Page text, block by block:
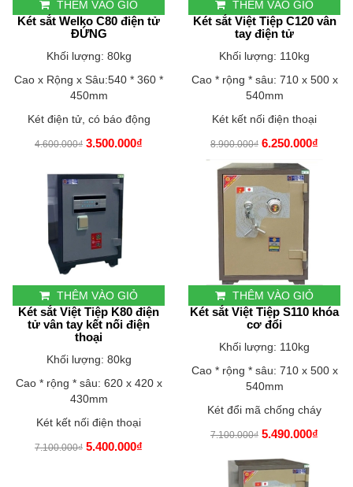
THÊM VÀO GIỎ
Két sắt Welko C80 điện tử
ĐỨNG
Khối lượng: 80kg
Cao x Rộng x Sâu:540 * 360 *
450mm
Két điện tử, có báo động
4.600.000₫ 3.500.000₫
THÊM VÀO GIỎ
Két sắt Việt Tiệp C120 vân
tay điện tử
Khối lượng: 110kg
Cao * rộng * sâu: 710 x 500 x
540mm
Két kết nối điện thoại
8.900.000₫ 6.250.000₫
THÊM VÀO GIỎ
Két sắt Việt Tiệp K80 điện
tử vân tay kết nối điện
thoại
Khối lượng: 80kg
Cao * rộng * sâu: 620 x 420 x
430mm
Két kết nối điện thoại
7.100.000₫ 5.400.000₫
THÊM VÀO GIỎ
Két sắt Việt Tiệp S110 khóa
cơ đổi
Khối lượng: 110kg
Cao * rộng * sâu: 710 x 500 x
540mm
Két đổi mã chống cháy
7.100.000₫ 5.490.000₫